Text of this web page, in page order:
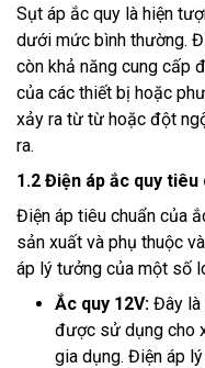
Sụt áp ắc quy là hiện
dưới mức bình thường.
còn khả năng cung cấp
của các thiết bị hoặc
xảy ra từ từ hoặc đột
ra.
1.2 Điện áp ắc quy tiêu
Điện áp tiêu chuẩn của
sản xuất và phụ thuộc
áp lý tưởng của một số
Ắc quy 12V: Đây là
được sử dụng cho
gia dụng. Điện áp